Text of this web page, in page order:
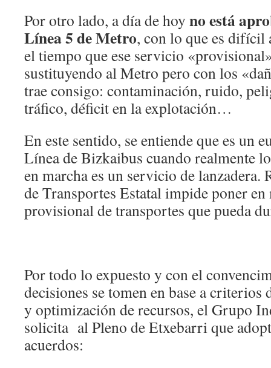
Por otro lado, a día de hoy no está
Línea 5 de Metro, con lo que es difícil
el tiempo que ese servicio
sustituyendo al Metro pero con los
trae consigo: contaminación, ruido,
tráfico, déficit en la explotación…
En este sentido, se entiende que es un
Línea de Bizkaibus cuando realmente
en marcha es un servicio de lanzadera.
de Transportes Estatal impide poner
provisional de transportes que pueda
Por todo lo expuesto y con el
decisiones se tomen en base a
y optimización de recursos, el Grupo
solicita al Pleno de Etxebarri que
acuerdos: